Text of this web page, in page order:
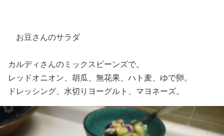
お豆さんのサラダ
カルディさんのミックスビーンズで。
レッドオニオン、胡瓜、無花果、ハト麦、ゆで卵。
ドレッシング、水切りヨーグルト、マヨネーズ。